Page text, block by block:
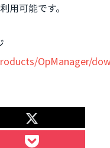
用可能です。
OpManager/